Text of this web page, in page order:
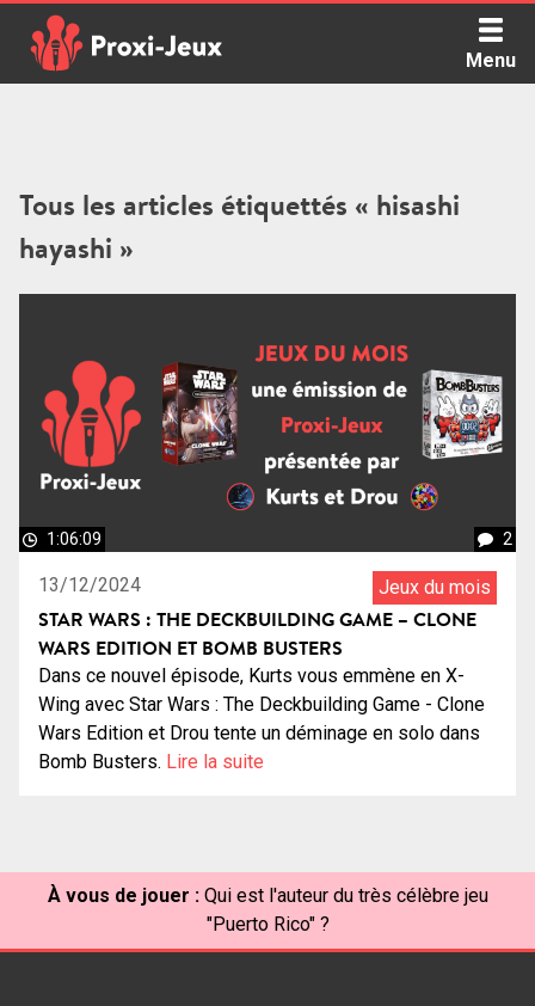
content
Menu
Tous les articles étiquettés « hisashi
hayashi »
1:06:09 2
13/12/2024 Jeux du mois
STAR WARS : THE DECKBUILDING GAME – CLONE
WARS EDITION ET BOMB BUSTERS
Dans ce nouvel épisode, Kurts vous emmène en X-
Wing avec Star Wars : The Deckbuilding Game - Clone
Wars Edition et Drou tente un déminage en solo dans
Bomb Busters. Lire la suite
À vous de jouer : Qui est l'auteur du très célèbre jeu
"Puerto Rico" ?